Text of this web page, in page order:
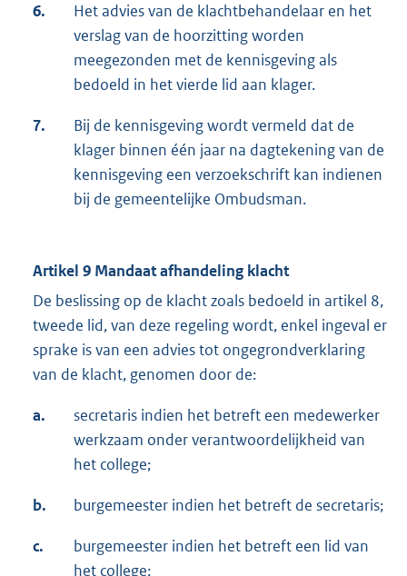
6.
Het advies van de klachtbehandelaar en het
verslag van de hoorzitting worden
meegezonden met de kennisgeving als
bedoeld in het vierde lid aan klager.
7.
Bij de kennisgeving wordt vermeld dat de
klager binnen één jaar na dagtekening van de
kennisgeving een verzoekschrift kan indienen
bij de gemeentelijke Ombudsman.
Artikel 9 Mandaat afhandeling klacht
De beslissing op de klacht zoals bedoeld in artikel 8,
tweede lid, van deze regeling wordt, enkel ingeval er
sprake is van een advies tot ongegrondverklaring
van de klacht, genomen door de:
a.
secretaris indien het betreft een medewerker
werkzaam onder verantwoordelijkheid van
het college;
b. burgemeester indien het betreft de secretaris;
c.
burgemeester indien het betreft een lid van
het college;